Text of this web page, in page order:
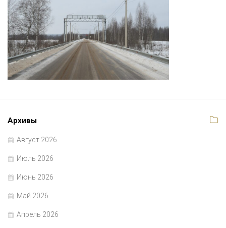
Архивы
Август 2026
Июль 2026
Июнь 2026
Май 2026
Апрель 2026